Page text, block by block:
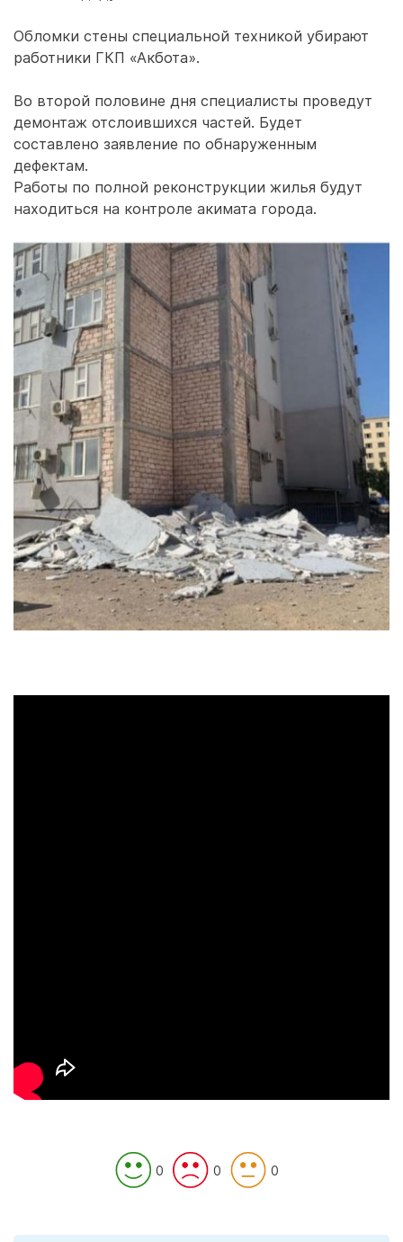
Обломки стены специальной техникой убирают
работники ГКП «Акбота».
Во второй половине дня специалисты проведут
демонтаж отслоившихся частей. Будет
составлено заявление по обнаруженным
дефектам.
Работы по полной реконструкции жилья будут
находиться на контроле акимата города.
0 0 0